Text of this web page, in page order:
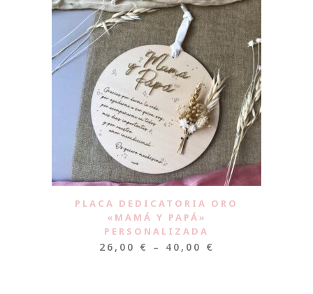
PLACA DEDICATORIA ORO
«MAMÁ Y PAPÁ»
PERSONALIZADA
26,00 € – 40,00 €